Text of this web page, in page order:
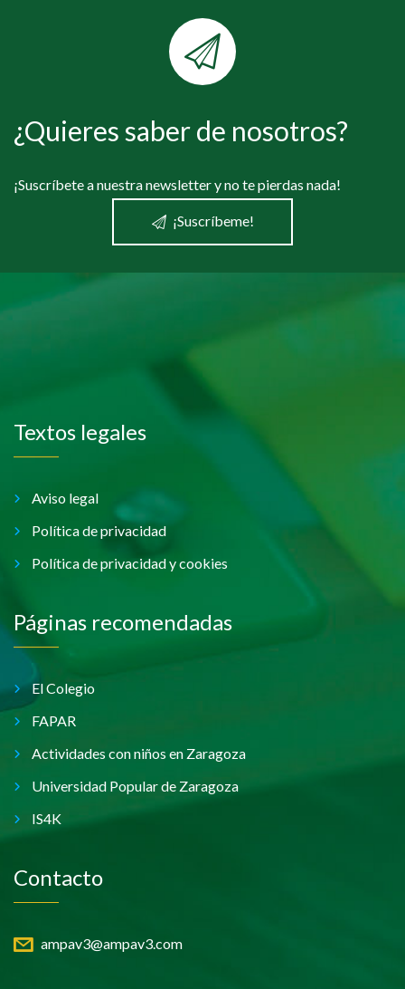
¿Quieres saber de nosotros?
¡Suscríbete a nuestra newsletter y no te pierdas nada!
¡Suscríbeme!
Textos legales
Aviso legal
Política de privacidad
Política de privacidad y cookies
Páginas recomendadas
El Colegio
FAPAR
Actividades con niños en Zaragoza
Universidad Popular de Zaragoza
IS4K
Contacto
ampav3@ampav3.com